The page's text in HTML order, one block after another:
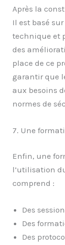
Après la
Il est basé
technique et
des
place de ce
garantir que
aux besoins
normes de
7. Une
Enfin, une
l’utilisation
comprend :
Des
Des
Des